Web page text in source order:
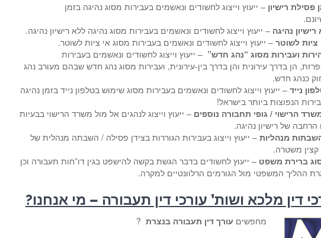
פסילת רישיון – ייעוץ וייצוג לחשודים ונאשמים בעבירות מסוג נהיגה בזמן
נהיגה – ייעוץ וייצוג לחשודים ונאשמים בעבירות מסוג נהיגה ללא רישיון נהיגה.
ציות לשוטר – ייעוץ וייצוג לחשודים ונאשמים בעבירות מסוג אי ציות לשוטר.
ועבירות מסוג “נהג חדש” – ייעוץ וייצוג לחשודים ונאשמים בעבירות
הן בדרך עירונית והן בדרך בין-עירונית, ועבירות מסוג נהג חדש שבהם מעורב נהג
כנהג חדש.
נייד – ייעוץ וייצוג לחשודים ונאשמים בעבירות מסוג שימוש בטלפון נייד בזמן נהיגה
הנפוצות ביותר בישראל!
משרד הרישוי / גופי תחבורה נוספים – ייעוץ וייצוג לנהגים אל מול משרד הרישוי בבעיות
של רישיון נהיגה.
מנהליות – ייעוץ וייצוג בעבירות הגוררות בצידן פסילה / השבתה מנהלית של
קצין משטרה.
ברירת משפט – ייעוץ לחשודים בדבר הגשת בקשה להישפט בגין דו”חות תעבורה וכן
ההליך המשפטי מול הגורמים הרלוונטיים למקרה.
דין מלכא ושות’ עורכי דין תעבורה – מי אנחנו?
מחפשים עורך דין תעבורה בנצרת ?